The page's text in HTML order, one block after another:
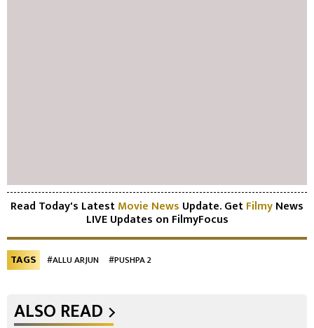
Read Today's LatestMovie News Update. GetFilmyNews
LIVE Updates on FilmyFocus
TAGS #ALLU ARJUN #PUSHPA 2
ALSO READ